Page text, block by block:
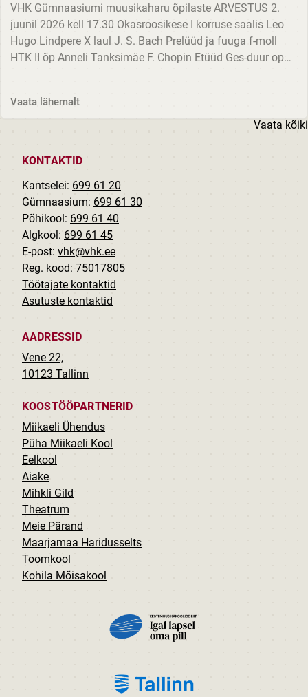
VHK Gümnaasiumi muusikaharu õpilaste ARVESTUS 2.
juunil 2026 kell 17.30 Okasroosikese I korruse saalis Leo
Hugo Lindpere X laul J. S. Bach Prelüüd ja fuuga f-moll
HTK II õp Anneli Tanksimäe F. Chopin Etüüd Ges-duur op
Vaata lähemalt
Vaata kõiki
KONTAKTID
Kantselei: 699 61 20
Gümnaasium: 699 61 30
Põhikool: 699 61 40
Algkool: 699 61 45
E-post: vhk@vhk.ee
Reg. kood: 75017805
Töötajate kontaktid
Asutuste kontaktid
AADRESSID
Vene 22,
10123 Tallinn
KOOSTÖÖPARTNERID
Miikaeli Ühendus
Püha Miikaeli Kool
Eelkool
Aiake
Mihkli Gild
Theatrum
Meie Pärand
Maarjamaa Haridusselts
Toomkool
Kohila Mõisakool
PILT
PILT